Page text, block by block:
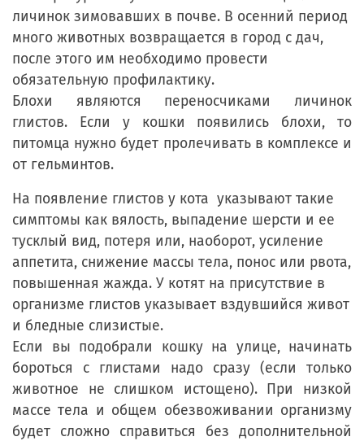
личинок зимовавших в почве. В осенний период
много животных возвращается в город с дач,
после этого им необходимо провести
обязательную профилактику.
Блохи являются переносчиками личинок
глистов. Если у кошки появились блохи, то
питомца нужно будет пролечивать в комплексе и
от гельминтов.
На появление глистов у кота указывают такие
симптомы как вялость, выпадение шерсти и ее
тусклый вид, потеря или, наоборот, усиление
аппетита, снижение массы тела, понос или рвота,
повышенная жажда. У котят на присутствие в
организме глистов указывает вздувшийся живот
и бледные слизистые.
Если вы подобрали кошку на улице, начинать
бороться с глистами надо сразу (если только
животное не слишком истощено). При низкой
массе тела и общем обезвоживании организму
будет сложно справиться без дополнительной